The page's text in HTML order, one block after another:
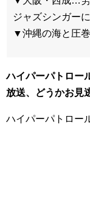
ジャズシンガー
▼沖縄の海と圧
ハイパーパトロー
放送、どうかお見
ハイパーパトロー